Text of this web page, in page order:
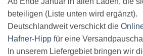
beteiligen (Liste unten wird ergänzt).
Deutschlandweit verschickt die
Hafner-Hipp für eine
In unserem Liefergebiet bringen wir